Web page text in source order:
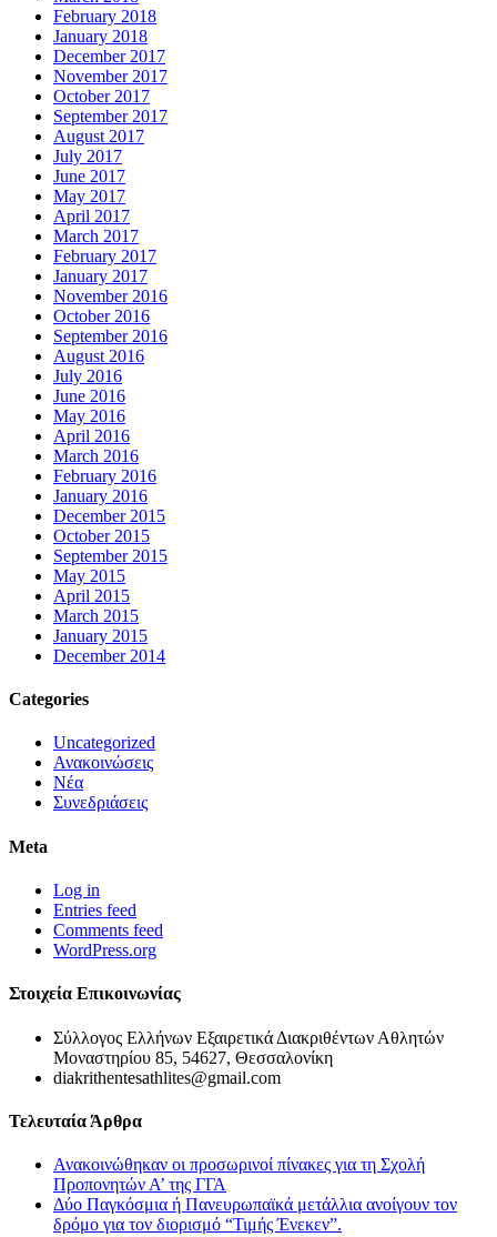
February 2018
January 2018
December 2017
November 2017
October 2017
September 2017
August 2017
July 2017
June 2017
May 2017
April 2017
March 2017
February 2017
January 2017
November 2016
October 2016
September 2016
August 2016
July 2016
June 2016
May 2016
April 2016
March 2016
February 2016
January 2016
December 2015
October 2015
September 2015
May 2015
April 2015
March 2015
January 2015
December 2014
Categories
Uncategorized
Ανακοινώσεις
Νέα
Συνεδριάσεις
Meta
Log in
Entries feed
Comments feed
WordPress.org
Στοιχεία Επικοινωνίας
Σύλλογος Ελλήνων Εξαιρετικά Διακριθέντων Αθλητών
Μοναστηρίου 85, 54627, Θεσσαλονίκη
diakrithentesathlites@gmail.com
Τελευταία Άρθρα
Ανακοινώθηκαν οι προσωρινοί πίνακες για τη Σχολή
Προπονητών Α’ της ΓΓΑ
Δύο Παγκόσμια ή Πανευρωπαϊκά μετάλλια ανοίγουν τον
δρόμο για τον διορισμό “Τιμής Ένεκεν”.